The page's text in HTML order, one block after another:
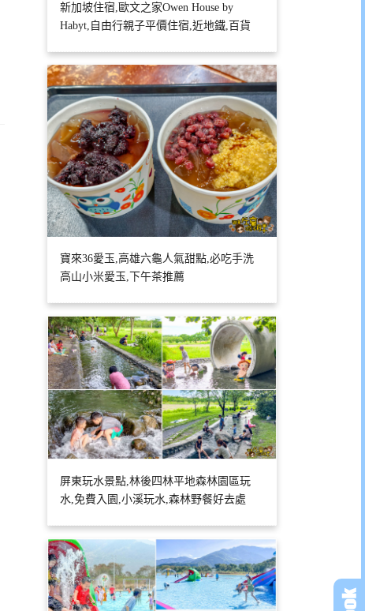
新加坡住宿,歐文之家Owen House by
Habyt,自由行親子平價住宿,近地鐵,百貨
寶來36愛玉,高雄六龜人氣甜點,必吃手洗
高山小米愛玉,下午茶推薦
屏東玩水景點,林後四林平地森林園區玩
水,免費入園,小溪玩水,森林野餐好去處